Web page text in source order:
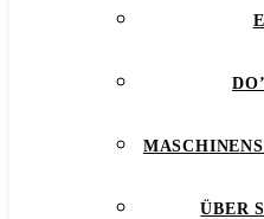
ÜBER